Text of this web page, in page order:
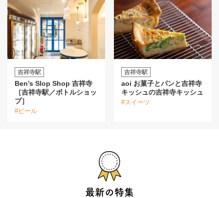
最新の特集
吉祥寺駅
Ben’s Slop Shop 吉祥寺
［吉祥寺駅／ボトルショッ
プ］
#ビール
吉祥寺駅
aoi お菓子とパンと吉祥寺
キッシュの吉祥寺キッシュ
#スイーツ